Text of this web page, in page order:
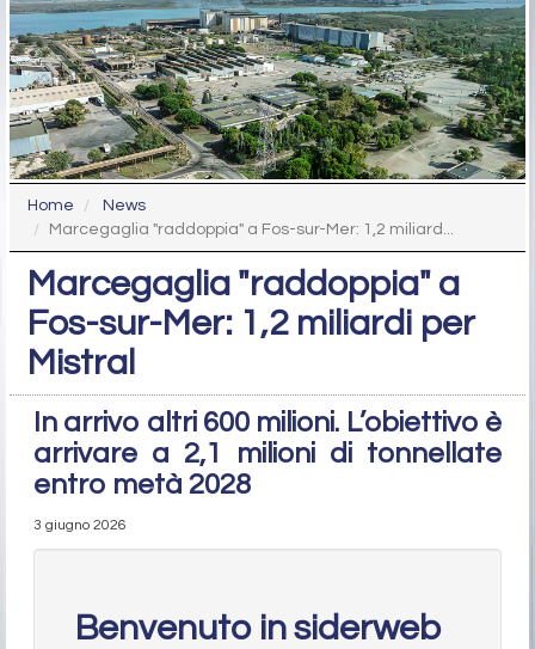
Home
News
Marcegaglia "raddoppia" a Fos-sur-Mer: 1,2 miliard...
Marcegaglia "raddoppia" a
Fos-sur-Mer: 1,2 miliardi per
Mistral
In arrivo altri 600 milioni. L’obiettivo è
arrivare a 2,1 milioni di tonnellate
entro metà 2028
3 giugno 2026
Benvenuto in siderweb